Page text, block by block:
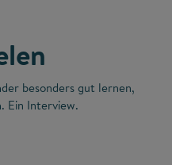
besonders gut lernen,
Ein Interview.